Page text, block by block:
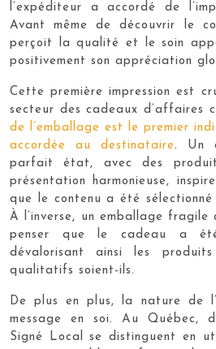
l’expéditeur a accordé de
Avant même de découvrir le
perçoit la qualité et le soin
positivement son appréciation
Cette première impression est
secteur des cadeaux d’affaires
de l’emballage est le premier
accordée au destinataire. Un
parfait état, avec des
présentation harmonieuse,
que le contenu a été sélectionné
À l’inverse, un emballage fragile
penser que le cadeau a
dévalorisant ainsi les
qualitatifs soient-ils.
De plus en plus, la nature de
message en soi. Au Québec,
Signé Local se distinguent en